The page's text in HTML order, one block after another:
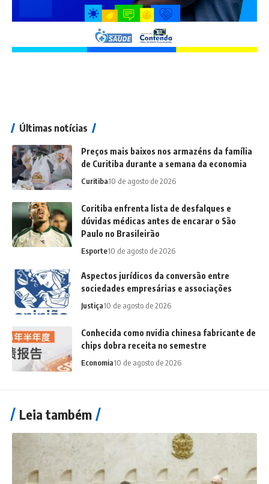
Últimas notícias
Preços mais baixos nos armazéns da família
de Curitiba durante a semana da economia
Curitiba10 de agosto de 2026
Coritiba enfrenta lista de desfalques e
dúvidas médicas antes de encarar o São
Paulo no Brasileirão
Esporte10 de agosto de 2026
Aspectos jurídicos da conversão entre
sociedades empresárias e associações
Justiça10 de agosto de 2026
Conhecida como nvidia chinesa fabricante de
chips dobra receita no semestre
Economia10 de agosto de 2026
Leia também